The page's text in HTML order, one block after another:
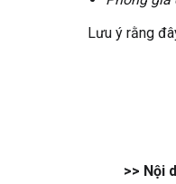
Lưu ý rằng
>> Nội